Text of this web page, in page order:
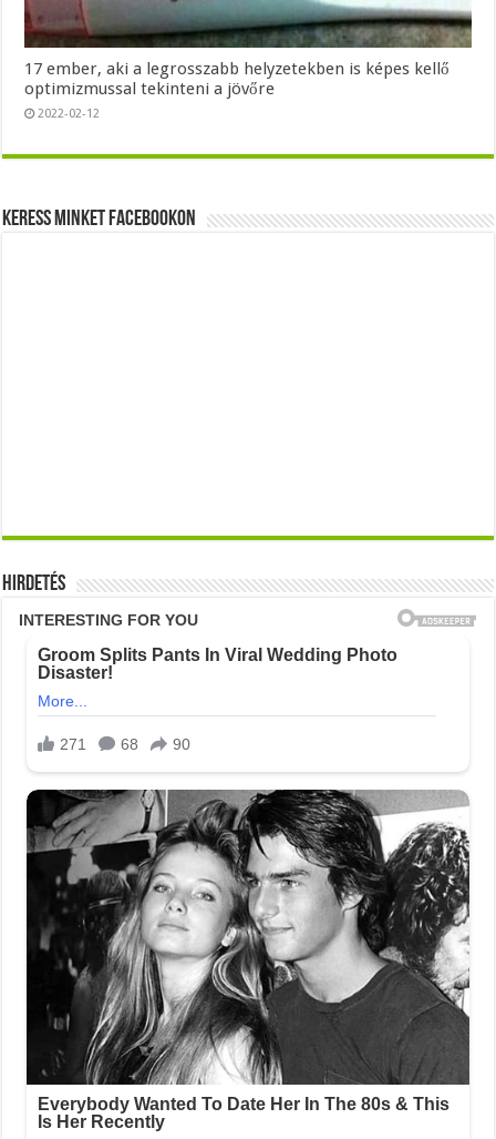
17 ember, aki a legrosszabb helyzetekben is képes kellő
optimizmussal tekinteni a jövőre
2022-02-12
Keress minket Facebookon
Hirdetés